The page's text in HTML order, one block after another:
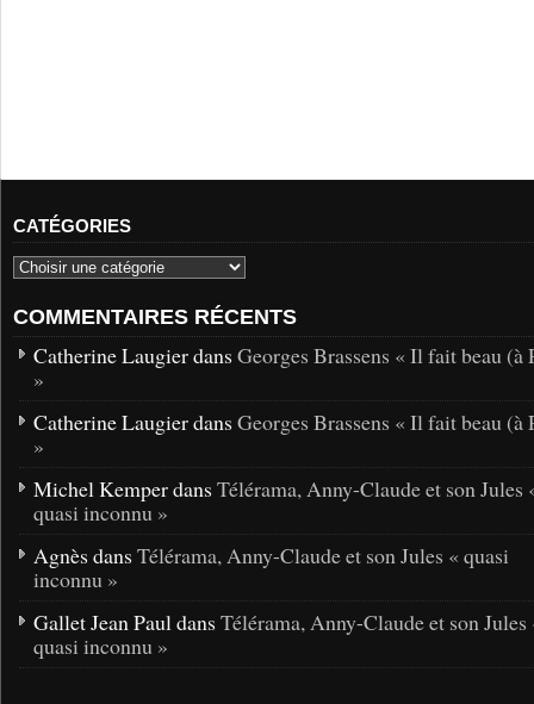
CATÉGORIES
COMMENTAIRES RÉCENTS
Catherine Laugier dans Georges Brassens « Il fait beau (à
»
Catherine Laugier dans Georges Brassens « Il fait beau (à
»
Michel Kemper dans Télérama, Anny-Claude et son Jules
quasi inconnu »
Agnès dans Télérama, Anny-Claude et son Jules « quasi
inconnu »
Gallet Jean Paul dans Télérama, Anny-Claude et son Jules
quasi inconnu »